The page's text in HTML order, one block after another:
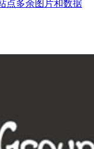
点多余图片和数据